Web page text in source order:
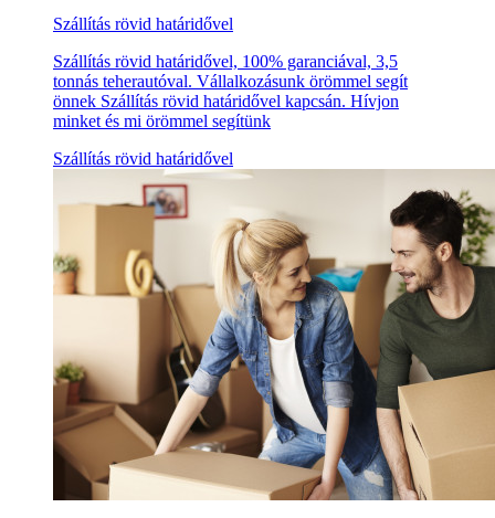
Szállítás rövid határidővel
Szállítás rövid határidővel, 100% garanciával, 3,5
tonnás teherautóval. Vállalkozásunk örömmel segít
önnek Szállítás rövid határidővel kapcsán. Hívjon
minket és mi örömmel segítünk
Szállítás rövid határidővel